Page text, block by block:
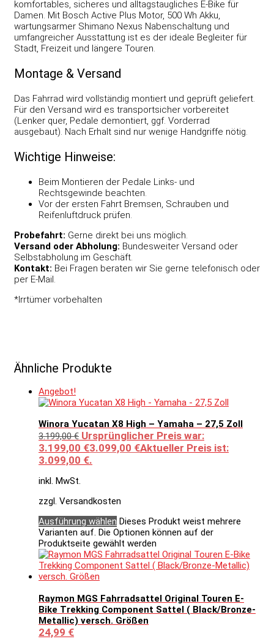
komfortables, sicheres und alltagstaugliches E-Bike für
Damen. Mit Bosch Active Plus Motor, 500 Wh Akku,
wartungsarmer Shimano Nexus Nabenschaltung und
umfangreicher Ausstattung ist es der ideale Begleiter für
Stadt, Freizeit und längere Touren.
Montage & Versand
Das Fahrrad wird vollständig montiert und geprüft geliefert.
Für den Versand wird es transportsicher vorbereitet
(Lenker quer, Pedale demontiert, ggf. Vorderrad
ausgebaut). Nach Erhalt sind nur wenige Handgriffe nötig.
Wichtige Hinweise:
Beim Montieren der Pedale Links- und
Rechtsgewinde beachten.
Vor der ersten Fahrt Bremsen, Schrauben und
Reifenluftdruck prüfen.
Probefahrt: Gerne direkt bei uns möglich.
Versand oder Abholung: Bundesweiter Versand oder
Selbstabholung im Geschäft.
Kontakt: Bei Fragen beraten wir Sie gerne telefonisch oder
per E-Mail.
*Irrtümer vorbehalten
Ähnliche Produkte
Angebot!
Winora Yucatan X8 High – Yamaha – 27,5 Zoll
3.199,00€ Ursprünglicher Preis war:
3.199,00 €3.099,00 €Aktueller Preis ist:
3.099,00 €.
inkl. MwSt.
zzgl. Versandkosten
Ausführung wählen Dieses Produkt weist mehrere
Varianten auf. Die Optionen können auf der
Produktseite gewählt werden
Raymon MGS Fahrradsattel Original Touren E-
Bike Trekking Component Sattel ( Black/Bronze-
Metallic) versch. Größen
24,99 €